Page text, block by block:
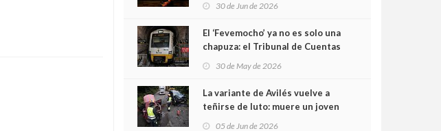
30 de Jun de 2026
El ‘Fevemocho’ ya no es solo una
chapuza: el Tribunal de Cuentas
sobrecoste de los trenes que no
cabían por los túneles
30 de May de 2026
La variante de Avilés vuelve a
teñirse de luto: muere un joven
05 de Jun de 2026